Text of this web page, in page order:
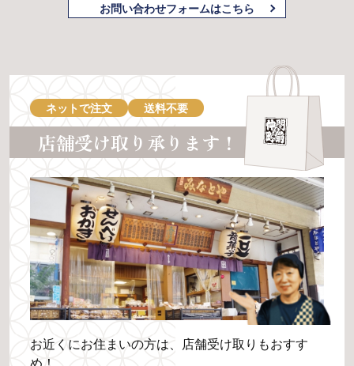
お問い合わせフォームはこちら
ネットで注文 送料不要
店舗受け取り承ります！
お近くにお住まいの方は、店舗受け取りもおすす
め！